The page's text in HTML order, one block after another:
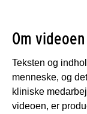
Om videoen
Teksten og
menneske, og
kliniske
videoen, er